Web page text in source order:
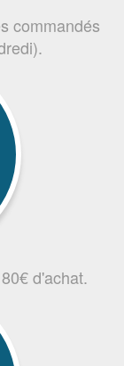
commandés
d'achat.